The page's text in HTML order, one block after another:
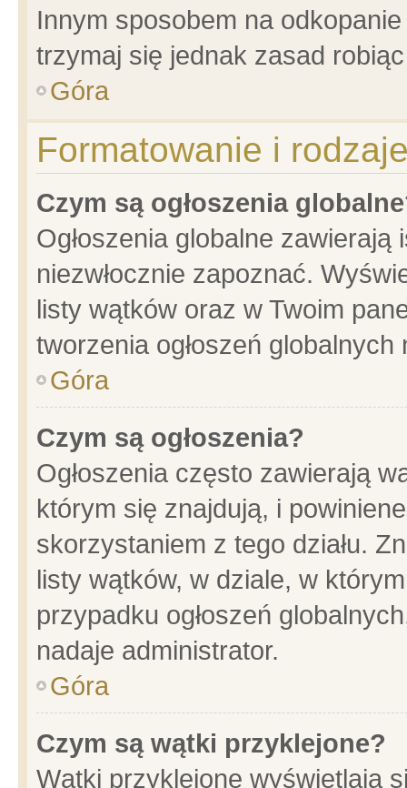
Innym sposobem na
trzymaj się jednak zasad
Góra
Formatowanie i
Czym są ogłoszenia
Ogłoszenia globalne
niezwłocznie zapoznać.
listy wątków oraz w Twoim
tworzenia ogłoszeń
Góra
Czym są ogłoszenia?
Ogłoszenia często zawierają
którym się znajdują, i
skorzystaniem z tego działu.
listy wątków, w dziale, w
przypadku ogłoszeń
nadaje administrator.
Góra
Czym są wątki przyklejone?
Wątki przyklejone wyświetlają